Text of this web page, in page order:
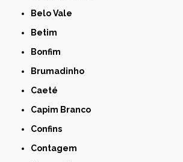
Belo Vale
Betim
Bonfim
Brumadinho
Caeté
Capim Branco
Confins
Contagem